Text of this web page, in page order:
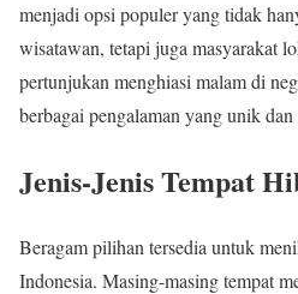
menjadi opsi populer yang tidak
wisatawan, tetapi juga masyarakat
pertunjukan menghiasi malam di
berbagai pengalaman yang unik dan
Jenis-Jenis Tempat
Beragam pilihan tersedia untuk
Indonesia. Masing-masing tempat